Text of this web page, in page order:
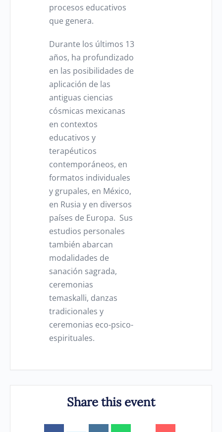
procesos educativos
que genera.
Durante los últimos 13
años, ha profundizado
en las posibilidades de
aplicación de las
antiguas ciencias
cósmicas mexicanas
en contextos
educativos y
terapéuticos
contemporáneos, en
formatos individuales
y grupales, en México,
en Rusia y en diversos
países de Europa. Sus
estudios personales
también abarcan
modalidades de
sanación sagrada,
ceremonias
temaskalli, danzas
tradicionales y
ceremonias eco-psico-
espirituales.
Share this event